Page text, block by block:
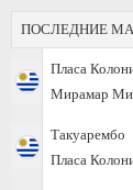
ПОСЛЕДНИЕ
Пласа
Мирамар
Такуарембо
Пласа